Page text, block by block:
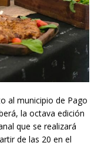
al municipio de Pago
la octava edición
que se realizará
de las 20 en el